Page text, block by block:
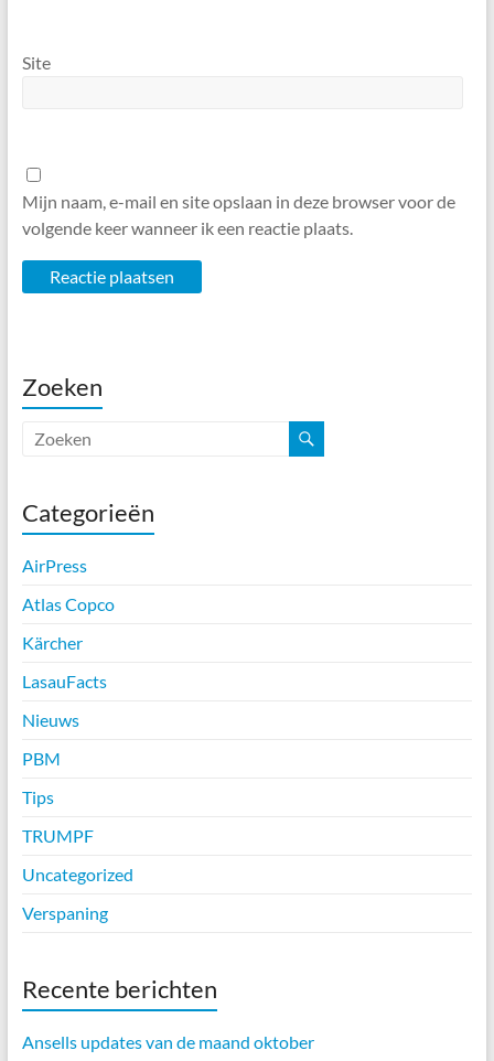
Site
Mijn naam, e-mail en site opslaan in deze browser voor de
volgende keer wanneer ik een reactie plaats.
Zoeken
Categorieën
AirPress
Atlas Copco
Kärcher
LasauFacts
Nieuws
PBM
Tips
TRUMPF
Uncategorized
Verspaning
Recente berichten
Ansells updates van de maand oktober